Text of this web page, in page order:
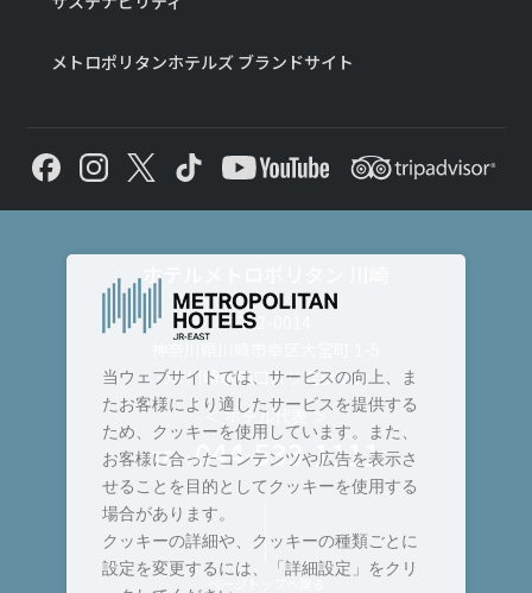
メトロポリタンホテルズ ブランドサイト
ホテルメトロポリタン 川崎
〒212-0014
JR 川崎駅西口より徒歩 2 分
＜ ホテル代表 ＞
TEL :044-533-1111
当ウェブサイトでは、サービスの向上、ま
たお客様により適したサービスを提供する
ため、クッキーを使用しています。また、
お客様に合ったコンテンツや広告を表示さ
せることを目的としてクッキーを使用する
場合があります。
クッキーの詳細や、クッキーの種類ごとに
設定を変更するには、「詳細設定」をクリ